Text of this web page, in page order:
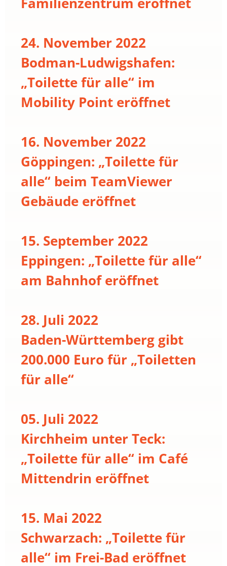
24. November 2022
Bodman-Ludwigshafen:
„Toilette für alle“ im
Mobility Point eröffnet
16. November 2022
Göppingen: „Toilette für
alle“ beim TeamViewer
Gebäude eröffnet
15. September 2022
Eppingen: „Toilette für alle“
am Bahnhof eröffnet
28. Juli 2022
Baden-Württemberg gibt
200.000 Euro für „Toiletten
für alle“
05. Juli 2022
Kirchheim unter Teck:
„Toilette für alle“ im Café
Mittendrin eröffnet
15. Mai 2022
Schwarzach: „Toilette für
alle“ im Frei-Bad eröffnet